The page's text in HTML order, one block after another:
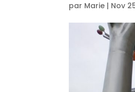
par Marie | Nov